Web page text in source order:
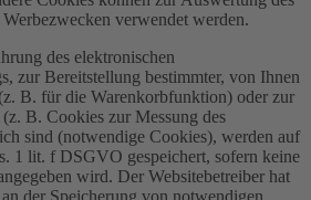
verwendet werden.
des elektronischen
zur Bereitstellung bestimmter, von Ihnen
B. für die Warenkorbfunktion) oder zur
B. Cookies zur Messung des
sind (notwendige Cookies), werden auf
1 lit. f DSGVO gespeichert, sofern keine
wird. Der Websitebetreiber hat
der Speicherung von notwendigen